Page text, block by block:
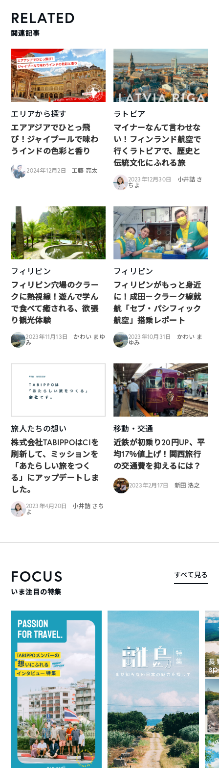
RELATED
関連記事
エリアから探す
エアアジアでひとっ飛
び！ジャイプールで味わ
うインドの色彩と香り
2024年12月2日 工藤 亮太
ラトビア
マイナーなんて言わせな
い！フィンランド航空で
行くラトビアで、歴史と
伝統文化にふれる旅
2023年12月30日
小井詰 さ
ちよ
フィリピン
フィリピン穴場のクラー
クに熱視線！遊んで学ん
で食べて癒される、欲張
り観光体験
2023年11月13日
かわい まゆ
み
フィリピン
フィリピンがもっと身近
に！成田－クラーク線就
航「セブ・パシフィック
航空」搭乗レポート
2023年10月31日
かわい ま
ゆみ
旅人たちの想い
株式会社TABIPPOはCIを
刷新して、ミッションを
「あたらしい旅をつく
る」にアップデートしま
した。
2023年4月20日
小井詰 さち
よ
移動・交通
近鉄が初乗り20円UP、平
均17％値上げ！関西旅行
の交通費を抑えるには？
2023年2月17日 新田 浩之
FOCUS
いま注目の特集
すべて見る